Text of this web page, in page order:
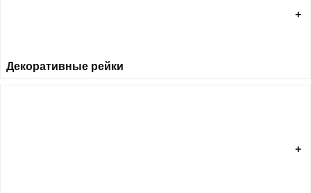
Декоративные рейки